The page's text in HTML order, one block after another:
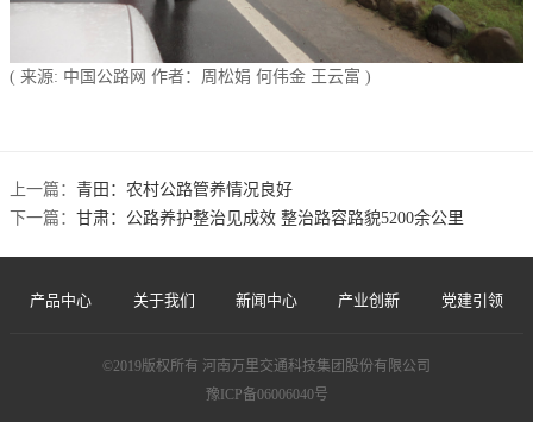
( 来源: 中国公路网 作者：周松娟 何伟金 王云富 )
上一篇： 青田：农村公路管养情况良好
下一篇： 甘肃：公路养护整治见成效 整治路容路貌5200余公里
产品中心 关于我们 新闻中心 产业创新 党建引领
©2019版权所有 河南万里交通科技集团股份有限公司
豫ICP备06006040号